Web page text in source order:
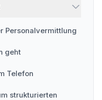
Personalvermittlung
geht
Telefon
strukturierten